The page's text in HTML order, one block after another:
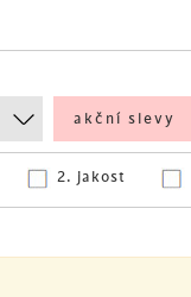
akční slevy
2. jakost